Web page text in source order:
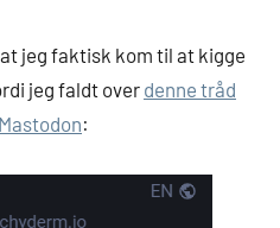
jeg faktisk kom til at kigge
jeg faldt over denne tråd
: